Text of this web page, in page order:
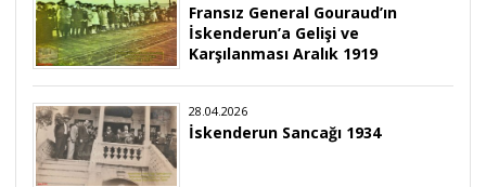
Fransız General Gouraud’ın
İskenderun’a Gelişi ve
Karşılanması Aralık 1919
28.04.2026
İskenderun Sancağı 1934